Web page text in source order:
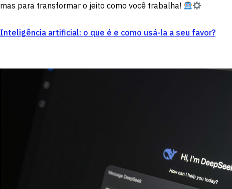
mas para transformar o jeito como você trabalha!
Inteligência artificial: o que é e como usá-la a seu favor?